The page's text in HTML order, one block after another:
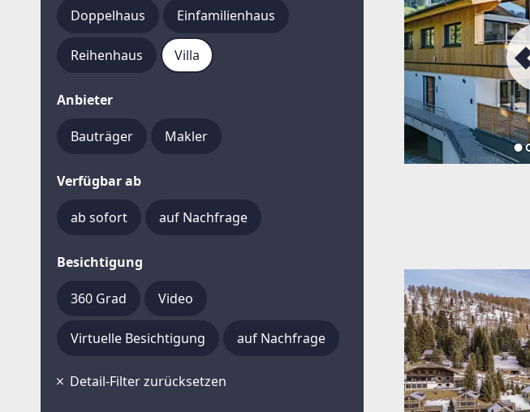
Doppelhaus Einfamilienhaus
Reihenhaus Villa
Anbieter
Bauträger Makler
Verfügbar ab
ab sofort auf Nachfrage
Besichtigung
360 Grad Video
Virtuelle Besichtigung auf Nachfrage
Detail-Filter zurücksetzen